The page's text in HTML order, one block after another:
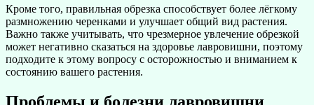
Кроме того, правильная обрезка способствует более лёгкому
размножению черенками и улучшает общий вид растения.
Важно также учитывать, что чрезмерное увлечение обрезкой
может негативно сказаться на здоровье лавровишни, поэтому
подходите к этому вопросу с осторожностью и вниманием к
состоянию вашего растения.
Проблемы и болезни лавровишни